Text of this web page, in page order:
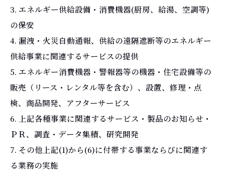
3. エネルギー供給設備・消費機器(厨房、給湯、空調等)
の保安
4. 漏洩・火災自動通報、供給の遠隔遮断等のエネルギー
供給事業に関連するサービスの提供
5. エネルギー消費機器・警報器等の機器・住宅設備等の
販売（リース・レンタル等を含む）、設置、修理・点
検、商品開発、アフターサービス
6. 上記各種事業に関連するサービス・製品のお知らせ・
ＰＲ、調査・データ集積、研究開発
7. その他上記(1)から(6)に付帯する事業ならびに関連す
る業務の実施